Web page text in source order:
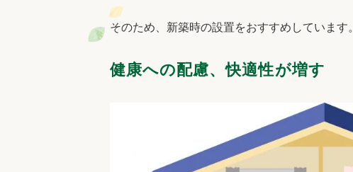
そのため、新築時の設置をおすすめしています。
健康への配慮、快適性が増す